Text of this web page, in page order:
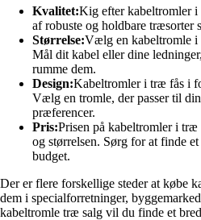
Kvalitet:Kig efter kabeltromler
af robuste og holdbare træsorter
Størrelse:Vælg en kabeltromle i
Mål dit kabel eller dine
rumme dem.
Design:Kabeltromler i træ fås i
Vælg en tromle, der passer til
præferencer.
Pris:Prisen på kabeltromler i
og størrelsen. Sørg for at finde
budget.
Der er flere forskellige steder at købe
dem i specialforretninger,
kabeltromle træ salg vil du finde et